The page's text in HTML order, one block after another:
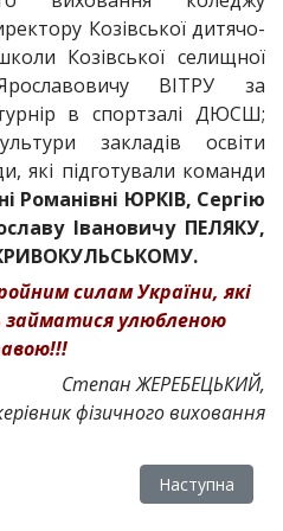
Козівської дитячо-
Козівської селищної
ВІТРУ за
в спортзалі ДЮСШ;
закладів освіти
які підготували команди
Романівні ЮРКІВ, Сергію
Івановичу ПЕЛЯКУ,
силам України, які
улюбленою
Степан ЖЕРЕБЕЦЬКИЙ,
фізичного виховання
швидкість, витривалість, АБО
Наступна
Наступна